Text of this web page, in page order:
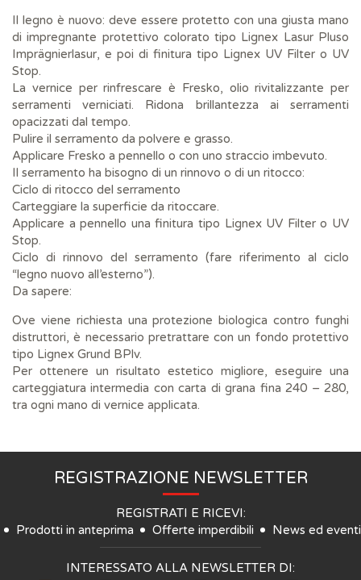
Il legno è nuovo: deve essere protetto con una giusta mano
di impregnante protettivo colorato tipo Lignex Lasur Pluso
Imprägnierlasur, e poi di finitura tipo Lignex UV Filter o UV
Stop.
La vernice per rinfrescare è Fresko, olio rivitalizzante per
serramenti verniciati. Ridona brillantezza ai serramenti
opacizzati dal tempo.
Pulire il serramento da polvere e grasso.
Applicare Fresko a pennello o con uno straccio imbevuto.
Il serramento ha bisogno di un rinnovo o di un ritocco:
Ciclo di ritocco del serramento
Carteggiare la superficie da ritoccare.
Applicare a pennello una finitura tipo Lignex UV Filter o UV
Stop.
Ciclo di rinnovo del serramento (fare riferimento al ciclo
“legno nuovo all’esterno”).
Da sapere:
Ove viene richiesta una protezione biologica contro funghi
distruttori, è necessario pretrattare con un fondo protettivo
tipo Lignex Grund BPlv.
Per ottenere un risultato estetico migliore, eseguire una
carteggiatura intermedia con carta di grana fina 240 – 280,
tra ogni mano di vernice applicata.
REGISTRAZIONE NEWSLETTER
REGISTRATI E RICEVI:
Prodotti in anteprima
Offerte imperdibili News ed eventi
INTERESSATO ALLA NEWSLETTER DI: